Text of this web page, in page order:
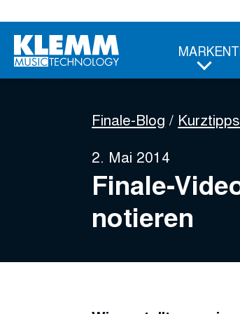
Hauptinhalt
MARKEN
Finale-Blog
Kurztipps
2. Mai 2014
Finale-
notieren